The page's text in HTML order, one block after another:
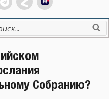
Собранию?